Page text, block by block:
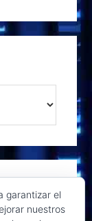
garantizar el
nuestros